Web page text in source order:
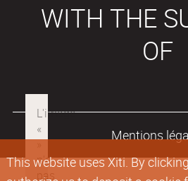
This website uses Xiti. By
WITH THE
OF
Mentions